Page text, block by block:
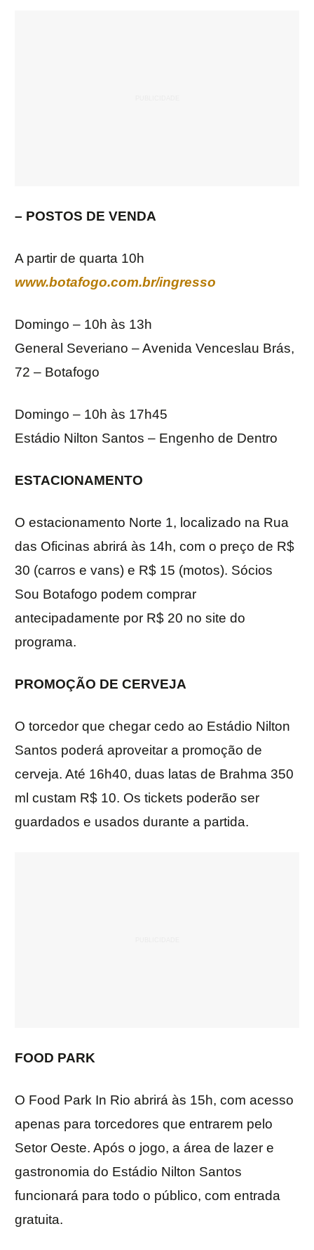
– POSTOS DE VENDA
A partir de quarta 10h
www.botafogo.com.br/ingresso
Domingo – 10h às 13h
General Severiano – Avenida Venceslau Brás,
72 – Botafogo
Domingo – 10h às 17h45
Estádio Nilton Santos – Engenho de Dentro
ESTACIONAMENTO
O estacionamento Norte 1, localizado na Rua
das Oficinas abrirá às 14h, com o preço de R$
30 (carros e vans) e R$ 15 (motos). Sócios
Sou Botafogo podem comprar
antecipadamente por R$ 20 no site do
programa.
PROMOÇÃO DE CERVEJA
O torcedor que chegar cedo ao Estádio Nilton
Santos poderá aproveitar a promoção de
cerveja. Até 16h40, duas latas de Brahma 350
ml custam R$ 10. Os tickets poderão ser
guardados e usados durante a partida.
FOOD PARK
O Food Park In Rio abrirá às 15h, com acesso
apenas para torcedores que entrarem pelo
Setor Oeste. Após o jogo, a área de lazer e
gastronomia do Estádio Nilton Santos
funcionará para todo o público, com entrada
gratuita.